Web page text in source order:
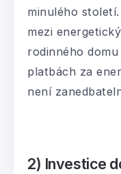
minulého
mezi
rodinného
platbách za
není
2) Investice